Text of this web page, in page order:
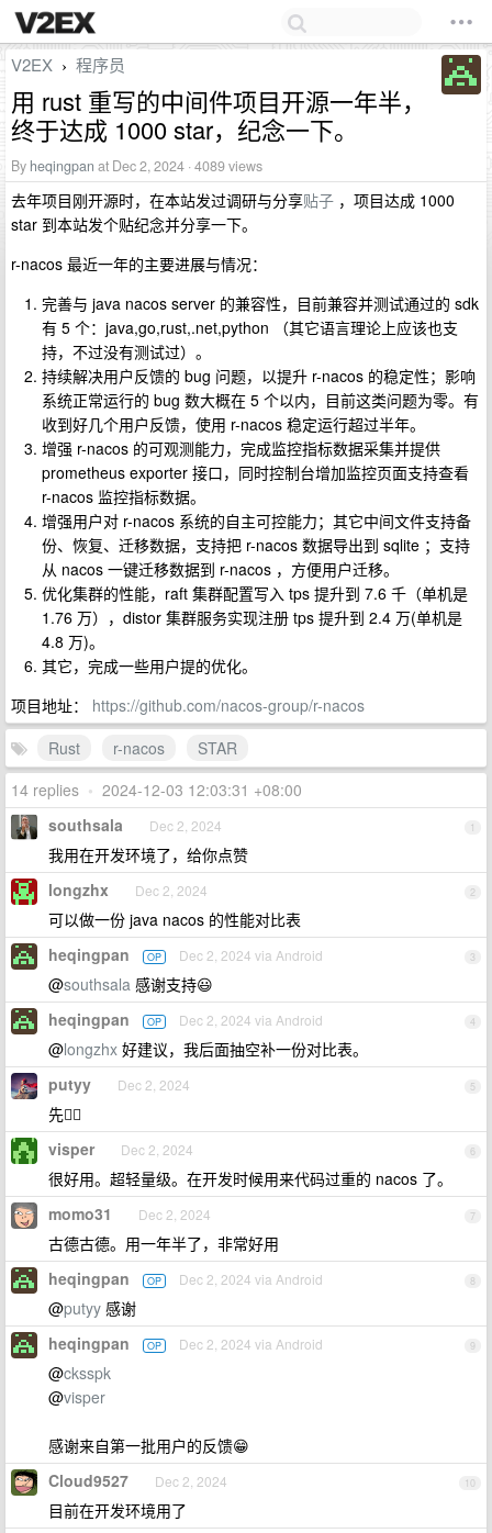
V2EX › 程序员
用 rust 重写的中间件项目开源一年半，
终于达成 1000 star，纪念一下。
By heqingpan at Dec 2, 2024 · 4089 views
去年项目刚开源时，在本站发过调研与分享贴子 ，项目达成 1000
star 到本站发个贴纪念并分享一下。
r-nacos 最近一年的主要进展与情况：
完善与 java nacos server 的兼容性，目前兼容并测试通过的 sdk
有 5 个：java,go,rust,.net,python （其它语言理论上应该也支
持，不过没有测试过）。
持续解决用户反馈的 bug 问题，以提升 r-nacos 的稳定性；影响
系统正常运行的 bug 数大概在 5 个以内，目前这类问题为零。有
收到好几个用户反馈，使用 r-nacos 稳定运行超过半年。
增强 r-nacos 的可观测能力，完成监控指标数据采集并提供
prometheus exporter 接口，同时控制台增加监控页面支持查看
r-nacos 监控指标数据。
增强用户对 r-nacos 系统的自主可控能力；其它中间文件支持备
份、恢复、迁移数据，支持把 r-nacos 数据导出到 sqlite ；支持
从 nacos 一键迁移数据到 r-nacos ，方便用户迁移。
优化集群的性能，raft 集群配置写入 tps 提升到 7.6 千（单机是
1.76 万），distor 集群服务实现注册 tps 提升到 2.4 万(单机是
4.8 万)。
其它，完成一些用户提的优化。
项目地址： https://github.com/nacos-group/r-nacos
Rust
r-nacos
STAR
14 replies • 2024-12-03 12:03:31 +08:00
1
southsala Dec 2, 2024
我用在开发环境了，给你点赞
2
longzhx Dec 2, 2024
可以做一份 java nacos 的性能对比表
3
heqingpan OP Dec 2, 2024 via Android
@southsala 感谢支持😃
4
heqingpan OP Dec 2, 2024 via Android
@longzhx 好建议，我后面抽空补一份对比表。
5
putyy Dec 2, 2024
先👍🏻
6
visper Dec 2, 2024
很好用。超轻量级。在开发时候用来代码过重的 nacos 了。
7
momo31 Dec 2, 2024
古德古德。用一年半了，非常好用
8
heqingpan OP Dec 2, 2024 via Android
@putyy 感谢
9
heqingpan OP Dec 2, 2024 via Android
@cksspk
@visper
感谢来自第一批用户的反馈😁
10
Cloud9527 Dec 2, 2024
目前在开发环境用了